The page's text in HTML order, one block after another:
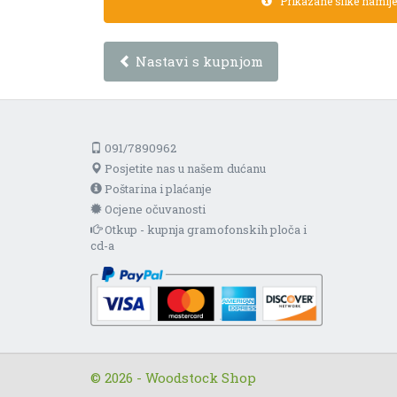
Nastavi s kupnjom
091/7890962
Posjetite nas u našem dućanu
Poštarina i plaćanje
Ocjene očuvanosti
Otkup - kupnja gramofonskih ploča i
cd-a
© 2026 - Woodstock Shop